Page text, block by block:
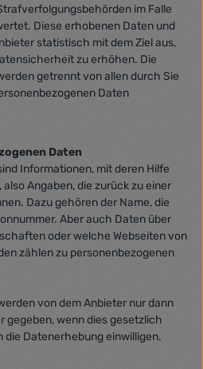
im Falle
Diese erhobenen Daten und
statistisch mit dem Ziel aus,
zu erhöhen. Die
getrennt von allen durch Sie
Daten
Daten
Informationen, mit deren Hilfe
Angaben, die zurück zu einer
Dazu gehören der Name, die
Aber auch Daten über
oder welche Webseiten von
zählen zu personenbezogenen
von dem Anbieter nur dann
gegeben, wenn dies gesetzlich
die Datenerhebung einwilligen.